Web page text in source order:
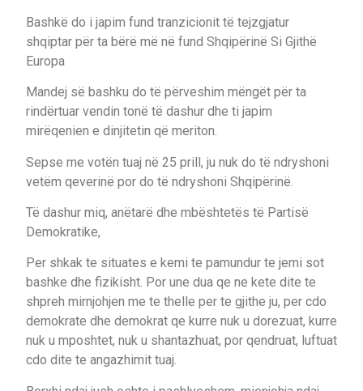
Bashkë do i japim fund tranzicionit të tejzgjatur
shqiptar për ta bërë më në fund Shqipërinë Si Gjithë
Europa
Mandej së bashku do të përveshim mëngët për ta
rindërtuar vendin tonë të dashur dhe ti japim
mirëqenien e dinjitetin që meriton.
Sepse me votën tuaj në 25 prill, ju nuk do të ndryshoni
vetëm qeverinë por do të ndryshoni Shqipërinë.
Të dashur miq, anëtarë dhe mbështetës të Partisë
Demokratike,
Per shkak te situates e kemi te pamundur te jemi sot
bashke dhe fizikisht. Por une dua qe ne kete dite te
shpreh mirnjohjen me te thelle per te gjithe ju, per cdo
demokrate dhe demokrat qe kurre nuk u dorezuat, kurre
nuk u mposhtet, nuk u shantazhuat, por qendruat, luftuat
cdo dite te angazhimit tuaj.